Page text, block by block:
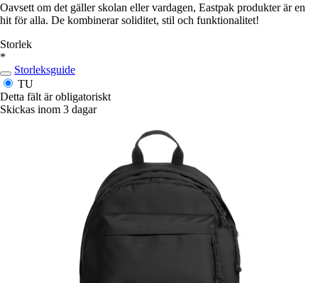
Oavsett om det gäller skolan eller vardagen, Eastpak produkter är en
hit för alla. De kombinerar soliditet, stil och funktionalitet!
Storlek
*
Storleksguide
TU
Detta fält är obligatoriskt
Skickas inom 3 dagar